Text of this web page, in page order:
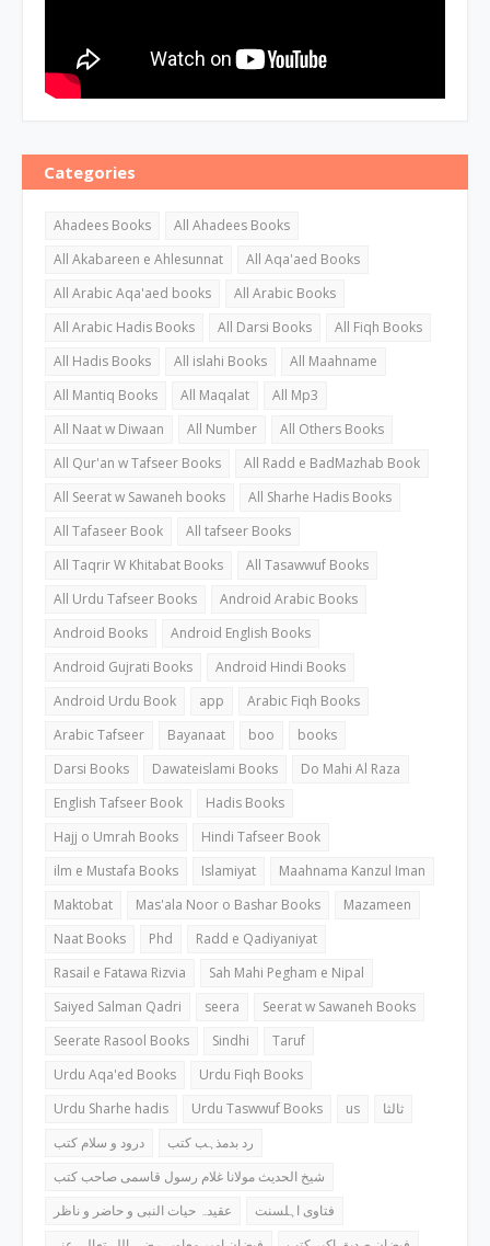
Categories
Ahadees Books
All Ahadees Books
All Akabareen e Ahlesunnat
All Aqa'aed Books
All Arabic Aqa'aed books
All Arabic Books
All Arabic Hadis Books
All Darsi Books
All Fiqh Books
All Hadis Books
All islahi Books
All Maahname
All Mantiq Books
All Maqalat
All Mp3
All Naat w Diwaan
All Number
All Others Books
All Qur'an w Tafseer Books
All Radd e BadMazhab Book
All Seerat w Sawaneh books
All Sharhe Hadis Books
All Tafaseer Book
All tafseer Books
All Taqrir W Khitabat Books
All Tasawwuf Books
All Urdu Tafseer Books
Android Arabic Books
Android Books
Android English Books
Android Gujrati Books
Android Hindi Books
Android Urdu Book
app
Arabic Fiqh Books
Arabic Tafseer
Bayanaat boo
books
Darsi Books
Dawateislami Books
Do Mahi Al Raza
English Tafseer Book
Hadis Books
Hajj o Umrah Books
Hindi Tafseer Book
ilm e Mustafa Books
Islamiyat
Maahnama Kanzul Iman
Maktobat
Mas'ala Noor o Bashar Books
Mazameen
Naat Books
Phd
Radd e Qadiyaniyat
Rasail e Fatawa Rizvia
Sah Mahi Pegham e Nipal
Saiyed Salman Qadri
seera
Seerat w Sawaneh Books
Seerate Rasool Books
Sindhi
Taruf
Urdu Aqa'ed Books
Urdu Fiqh Books
Urdu Sharhe hadis
Urdu Taswwuf Books us
ثالثا
درود و سلام کتب
رد بدمذہب کتب
شیخ الحدیث مولانا غلام رسول قاسمی صاحب کتب
عقیدہ حیات النبی و حاضر و ناظر
فتاوی اہلسنت